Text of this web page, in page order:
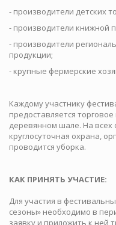
- производители детских
- производители книжной
- производители
продукции;
- крупные фермерские
Каждому участнику
предоставляется
деревянном шале. На
круглосуточная охрана,
проводится уборка.
КАК ПРИНЯТЬ УЧАСТИЕ:
Для участия в
сезоны» необходимо в
заявку и приложить к ней